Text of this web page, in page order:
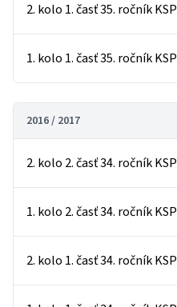
2. kolo 1. časť 35. ročník KSP
1. kolo 1. časť 35. ročník KSP
2016 / 2017
2. kolo 2. časť 34. ročník KSP
1. kolo 2. časť 34. ročník KSP
2. kolo 1. časť 34. ročník KSP